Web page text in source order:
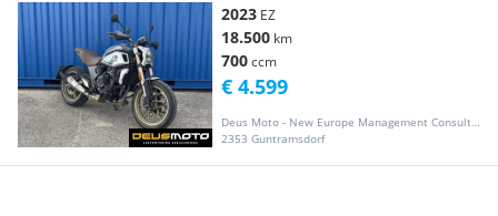
2023 EZ
18.500 km
700ccm
Deus Moto - New Europe Management Consulting GmbH
2353 Guntramsdorf
€ 4.599